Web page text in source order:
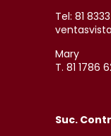
Tel: 81
Mary
T. 81 1786
Suc.